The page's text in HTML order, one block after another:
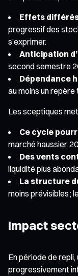
Effets
progressif des
s’exprimer.
Anticipation
second semestre
Dépendance
au moins un repère
Les sceptiques
Ce cycle
marché haussier,
Des vents
liquidité plus
La structure
moins prévisibles ;
Impact
En période de
progressivement